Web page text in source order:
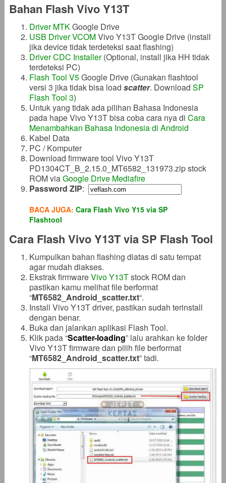
Bahan Flash Vivo Y13T
Driver MTKGoogle Drive
USB Driver VCOMVivo Y13T Google Drive (install
jika device tidak terdeteksi saat flashing)
Driver CDC Installer(Optional, install jika HH tidak
terdeteksi PC)
Flash Tool V5Google Drive (Gunakan flashtool
versi 3 jika tidak bisa load scatter. Download SP
Flash Tool 3)
Untuk yang tidak ada pilihan Bahasa Indonesia
pada hape Vivo Y13T bisa coba cara nya di Cara
Menambahkan Bahasa Indonesia di Android
Kabel Data
PC / Komputer
Download firmware tool Vivo Y13T
PD1304CT_B_2.15.0_MT6582_131973.zip stock
ROM viaGoogle Drive Mediafire
Password ZIP:
BACA JUGA: Cara Flash Vivo Y15 via SP
Flashtool
Cara Flash Vivo Y13T via SP Flash Tool
Kumpulkan bahan flashing diatas di satu tempat
agar mudah diakses.
Ekstrak firmwareVivo Y13Tstock ROM dan
pastikan kamu melihat file berformat
“MT6582_Android_scatter.txt“.
Install Vivo Y13T driver, pastikan sudah terinstall
dengan benar.
Buka dan jalankan aplikasi Flash Tool.
Klik pada “Scatter-loading” lalu arahkan ke folder
Vivo Y13T firmware dan pilih file berformat
“MT6582_Android_scatter.txt” tadi.